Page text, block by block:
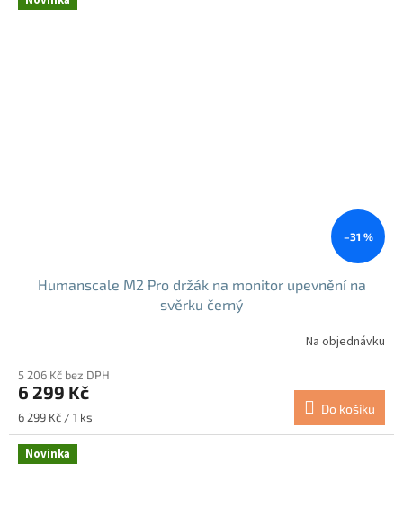
–31 %
Humanscale M2 Pro držák na monitor upevnění na
svěrku černý
Na objednávku
5 206 Kč bez DPH
6 299 Kč
Měrná
cena:
6 299 Kč / 1 ks
Do košíku
Novinka